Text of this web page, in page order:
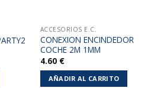
ACCESORIOS E.C.
CONEXION ENCINDEDOR
COCHE 2M 1MM
4.60 €
AÑADIR AL CARRITO